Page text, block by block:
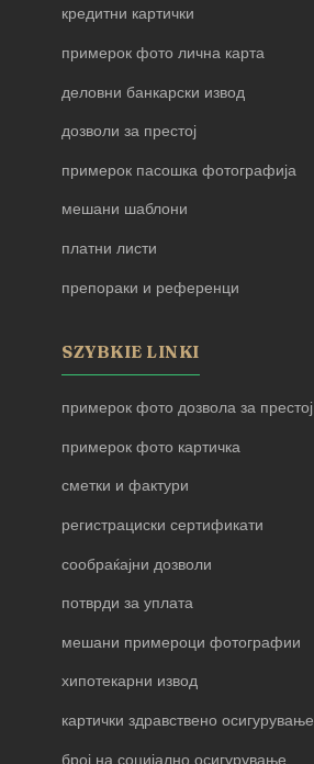
кредитни картички
примерок фото лична карта
деловни банкарски извод
дозволи за престој
примерок пасошка фотографија
мешани шаблони
платни листи
препораки и референци
SZYBKIE LINKI
примерок фото дозвола за престој
примерок фото картичка
сметки и фактури
регистрациски сертификати
сообраќајни дозволи
потврди за уплата
мешани примероци фотографии
хипотекарни извод
картички здравствено осигурување
број на социјално осигурување